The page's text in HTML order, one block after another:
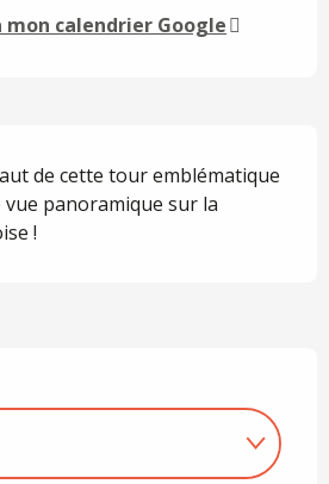
calendrier Google
de cette tour emblématique
panoramique sur la
!